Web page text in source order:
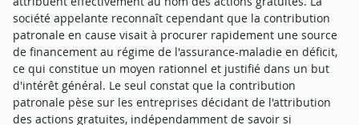
société appelante reconnaît cependant que la contribution
patronale en cause visait à procurer rapidement une source
de financement au régime de l'assurance-maladie en déficit,
ce qui constitue un moyen rationnel et justifié dans un but
d'intérêt général. Le seul constat que la contribution
patronale pèse sur les entreprises décidant de l'attribution
des actions gratuites, indépendamment de savoir si